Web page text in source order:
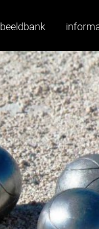
beeldbank